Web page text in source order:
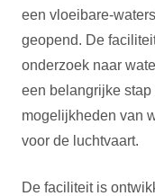
een vloeibare-
geopend. De
onderzoek naar
een belangrijke
mogelijkheden van
voor de luchtvaart.
De faciliteit is